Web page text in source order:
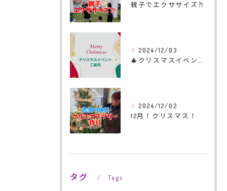
親子でエクササイズ⁈
2024/12/03
🎄クリスマスイベントのご案内🎄
2024/12/02
12月！クリスマス！
タグ Tags